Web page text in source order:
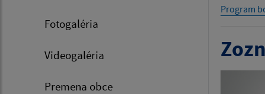
Fotogaléria
Videogaléria
Premena obce
Program